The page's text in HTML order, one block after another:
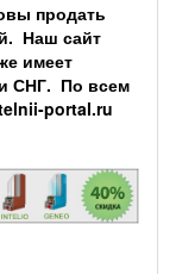
продать
Наш сайт
имеет
СНГ. По всем
portal.ru